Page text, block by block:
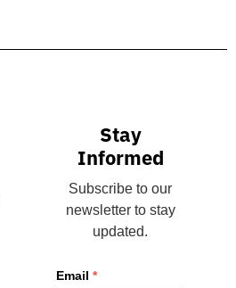
Stay
Informed
Subscribe to our
newsletter to stay
updated.
Email *